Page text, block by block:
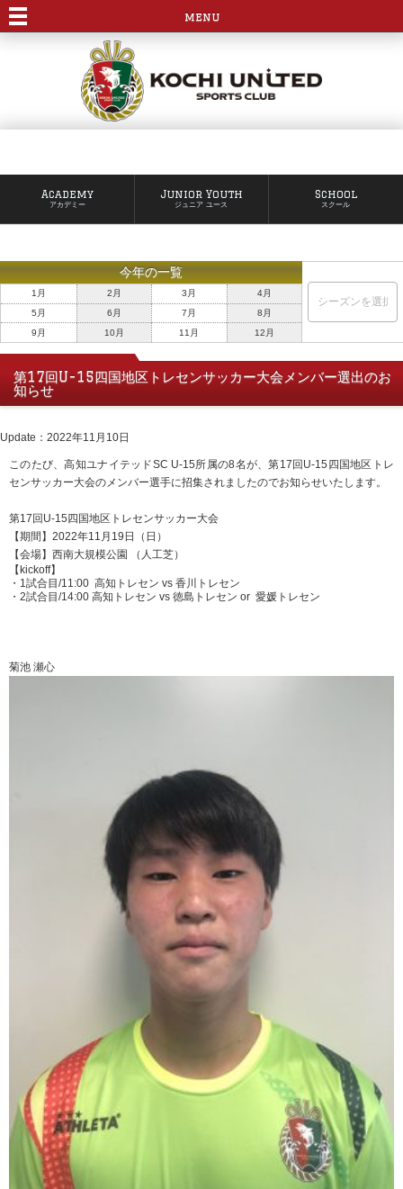
menu
Academy
アカデミー
Junior Youth
ジュニア ユース
School
スクール
今年の一覧
1月 2月 3月
4月
5月
6月 7月
8月
9月
10月 11月 12月
第17回U-15四国地区トレセンサッカー大会メンバー選出のお
知らせ
Update：2022年11月10日
このたび、高知ユナイテッドSC U-15所属の8名が、第17回U-15四国地区トレ
センサッカー大会のメンバー選手に招集されましたのでお知らせいたします。
第17回U-15四国地区トレセンサッカー大会
【期間】2022年11月19日（日）
【会場】西南大規模公園 （人工芝）
【kickoff】
・1試合目/11:00 高知トレセン vs 香川トレセン
・2試合目/14:00 高知トレセン vs 徳島トレセン or 愛媛トレセン
菊池 瀬心